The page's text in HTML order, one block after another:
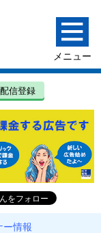
信登録
ー情報